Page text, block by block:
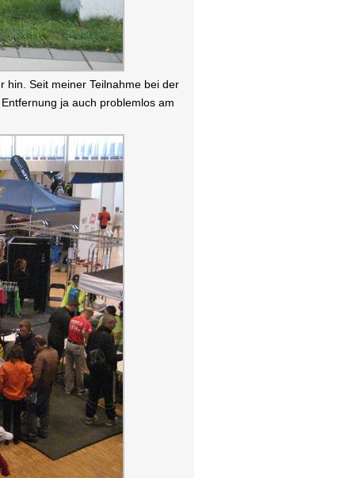
hin. Seit meiner Teilnahme bei der
ja auch problemlos am